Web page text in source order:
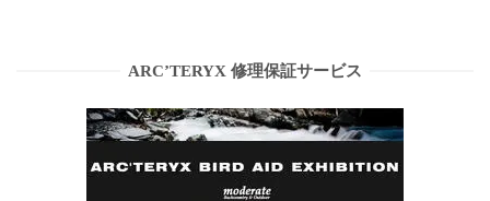
ARC’TERYX 修理保証サービス